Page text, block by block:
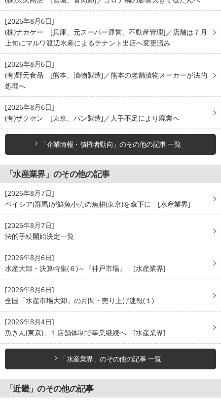
[2026年8月6日]
(株)ナカケー [兵庫、元スーパー運営、不動産管理]／店舗は７月
上旬にマルワ渡辺水産によるテナント出店へ変更済み
[2026年8月6日]
(有)野元食品 [熊本、漬物製造]／熊本の老舗漬物メーカーが法的
処理へ
[2026年8月6日]
(有)ザクセン [東京、パン製造]／人手不足により廃業へ
「企業情報・債権者動向」のその他の記事 一覧
「水産業界」のその他の記事
[2026年8月7日]
ベイシア(群馬)が鮮魚小売の魚耕(東京)を傘下に [水産業界]
[2026年8月7日]
法的手続開始決定一覧
[2026年8月6日]
水産大卸・決算特集(６)～『神戸市場』 [水産業界]
[2026年8月6日]
全国「水産市場大卸」の月間・売り上げ速報(１)
[2026年8月4日]
魚きん(東京)、１店舗体制で事業継続へ [水産業界]
「水産業界」のその他の記事 一覧
「近畿」のその他の記事